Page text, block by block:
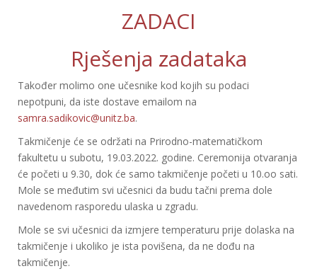
ZADACI
Rješenja zadataka
Također molimo one učesnike kod kojih su podaci
nepotpuni, da iste dostave emailom na
samra.sadikovic@unitz.ba.
Takmičenje će se održati na Prirodno-matematičkom
fakultetu u subotu, 19.03.2022. godine. Ceremonija otvaranja
će početi u 9.30, dok će samo takmičenje početi u 10.oo sati.
Mole se međutim svi učesnici da budu tačni prema dole
navedenom rasporedu ulaska u zgradu.
Mole se svi učesnici da izmjere temperaturu prije dolaska na
takmičenje i ukoliko je ista povišena, da ne dođu na
takmičenje.